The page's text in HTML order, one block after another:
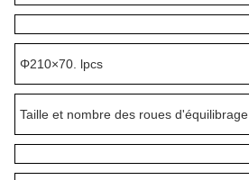
Φ210×70. lpcs
Taille et nombre des roues d'équilibrage